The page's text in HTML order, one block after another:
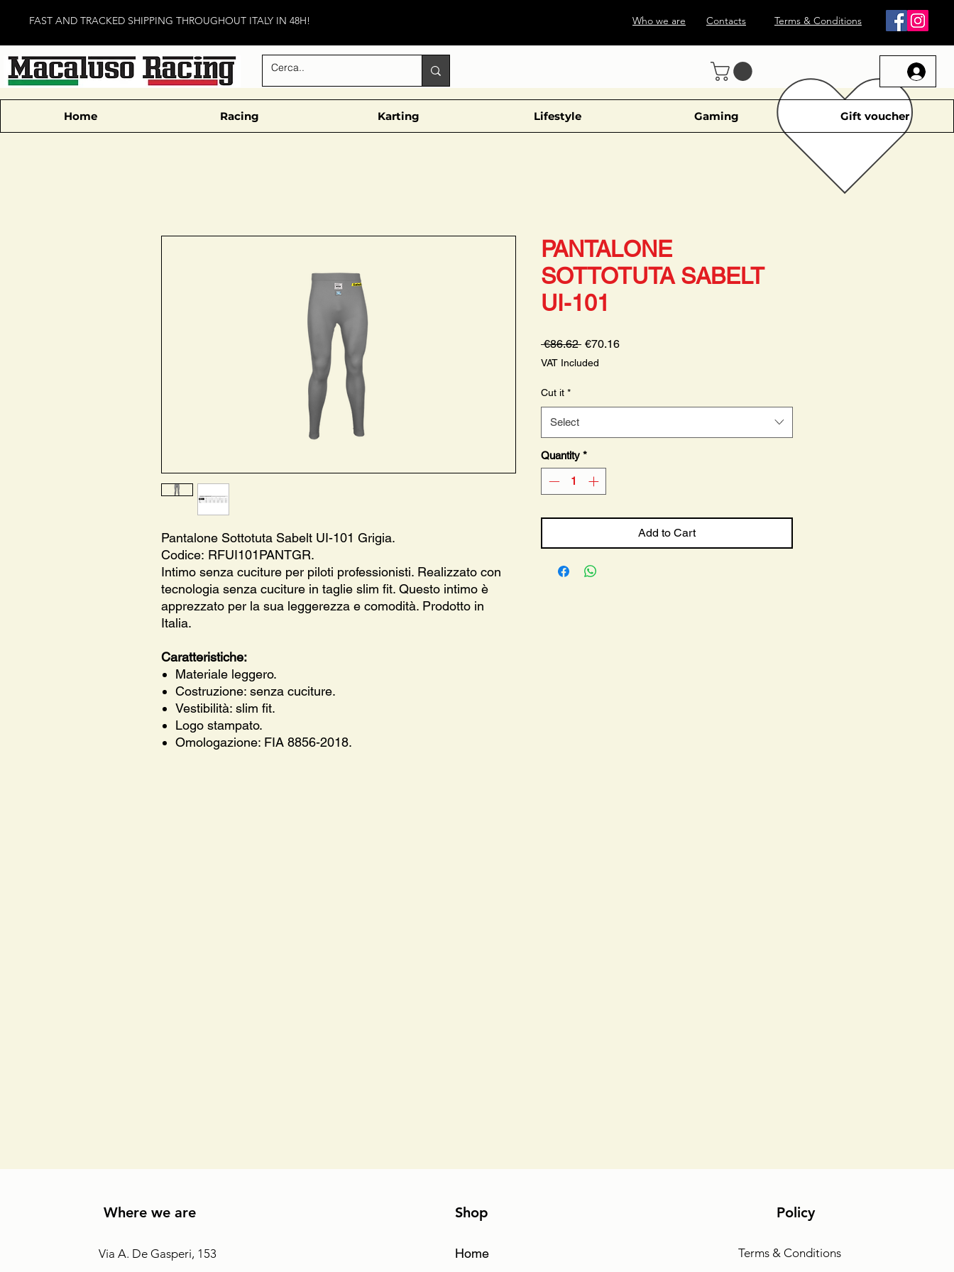
FAST AND TRACKED SHIPPING THROUGHOUT ITALY IN 48H! Who we are Contacts Terms & Conditions
Home Racing Karting Lifestyle Gaming Gift voucher
Pantalone Sottotuta Sabelt UI-101 Grigia.
Codice: RFUI101PANTGR.
Intimo senza cuciture per piloti professionisti. Realizzato con
tecnologia senza cuciture in taglie slim fit. Questo intimo è
apprezzato per la sua leggerezza e comodità. Prodotto in
Italia.
Caratteristiche:
Materiale leggero.
Costruzione: senza cuciture.
Vestibilità: slim fit.
Logo stampato.
Omologazione: FIA 8856-2018.
PANTALONE
SOTTOTUTA SABELT
UI-101
€86.62 Regular
Price
€70.16Sale
VAT Included
Cut it *
Select
Quantity *
Add to Cart
Where we are
Via A. De Gasperi, 153
Shop
Home
Policy
Terms & Conditions